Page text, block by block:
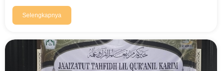
Selengkapnya